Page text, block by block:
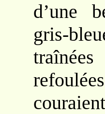
d’une
gris-